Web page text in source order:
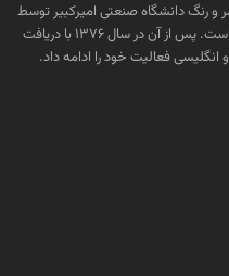
و رنگ دانشگاه صنعتی امیرکبیر توسط
گروهی از دانشجویان این رشته منتشر شده است. پس از آن در سال ۱۳۷۶ با دریافت
انگلیسی فعالیت خود را ادامه داد.